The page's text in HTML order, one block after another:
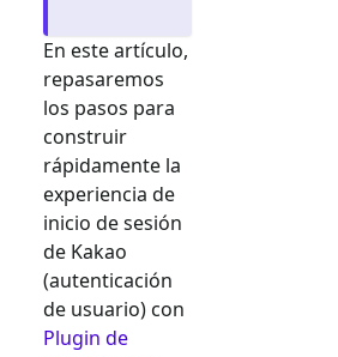
En este artículo,
repasaremos
los pasos para
construir
rápidamente la
experiencia de
inicio de sesión
de Kakao
(autenticación
de usuario) con
Plugin de